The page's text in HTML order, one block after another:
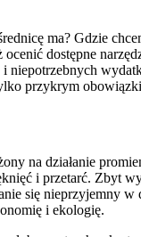
ma? Gdzie
dostępne
niepotrzebnych
przykrym
na działanie
i przetarć. Zbyt
się nieprzyjemny
i ekologię.